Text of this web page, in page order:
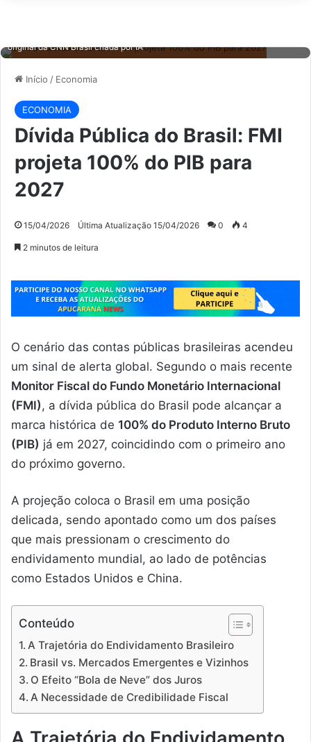
original da CNN Brasil criada por IA
Início / Economia
ECONOMIA
Dívida Pública do Brasil: FMI
projeta 100% do PIB para
2027
15/04/2026 Última Atualização 15/04/2026 0 4
2 minutos de leitura
O cenário das contas públicas brasileiras acendeu
um sinal de alerta global. Segundo o mais recente
Monitor Fiscal do Fundo Monetário Internacional
(FMI), a dívida pública do Brasil pode alcançar a
marca histórica de 100% do Produto Interno Bruto
(PIB) já em 2027, coincidindo com o primeiro ano
do próximo governo.
A projeção coloca o Brasil em uma posição
delicada, sendo apontado como um dos países
que mais pressionam o crescimento do
endividamento mundial, ao lado de potências
como Estados Unidos e China.
Conteúdo
A Trajetória do Endividamento Brasileiro
Brasil vs. Mercados Emergentes e Vizinhos
O Efeito “Bola de Neve” dos Juros
A Necessidade de Credibilidade Fiscal